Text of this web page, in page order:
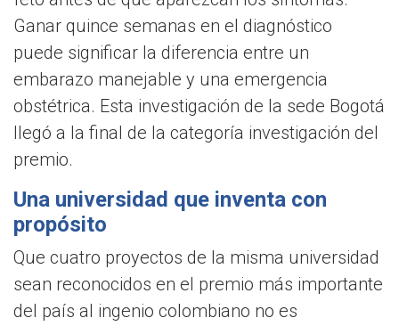
Ganar quince semanas en el diagnóstico
puede significar la diferencia entre un
embarazo manejable y una emergencia
obstétrica. Esta investigación de la sede Bogotá
llegó a la final de la categoría investigación del
premio.
Una universidad que inventa con
propósito
Que cuatro proyectos de la misma universidad
sean reconocidos en el premio más importante
del país al ingenio colombiano no es